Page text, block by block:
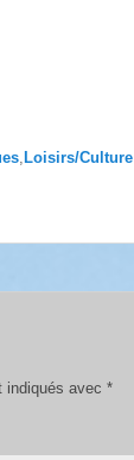
Loisirs/Culture
indiqués avec *